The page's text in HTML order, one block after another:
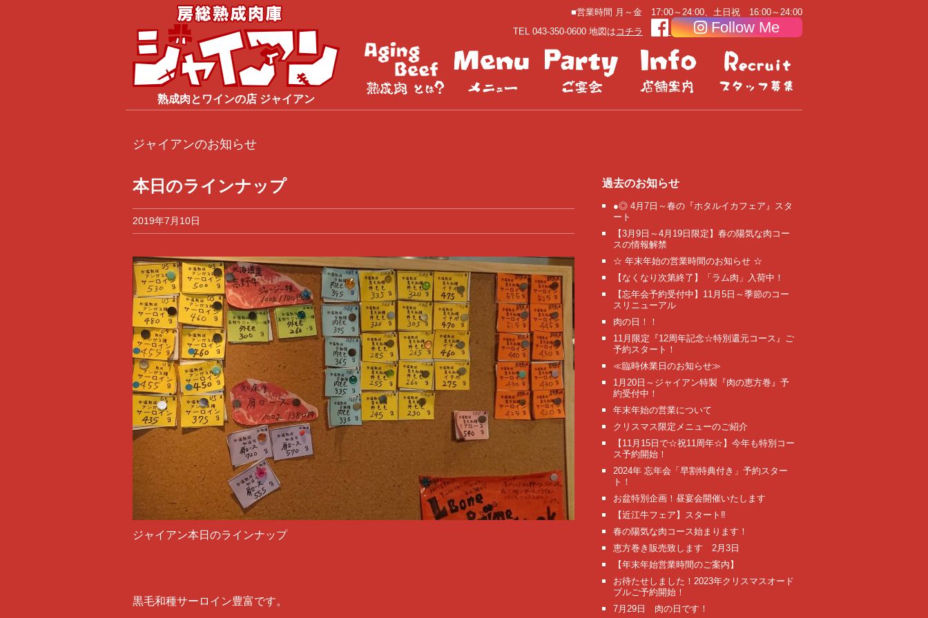
熟成肉と ワインの店 ジャイアン
■営業時間 月～金 17:00～24:00、土日祝 16:00～24:00
TEL 043-350-0600 地図は コチラ Follow Me
ジャイアンのお知らせ
本日のラインナップ
2019年7月10日
ジャイアン本日のラインナップ
黒毛和種サーロイン豊富です。
過去のお知らせ
●◎ 4月7日～春の『ホタルイカフェア』スタ
ート
【3月9日～4月19日限定】春の陽気な肉コー
スの情報解禁
☆ 年末年始の営業時間のお知らせ ☆
【なくなり次第終了】「ラム肉」入荷中！
【忘年会予約受付中】11月5日～季節のコー
スリニューアル
肉の日！！
11月限定『12周年記念☆特別還元コース』ご
予約スタート！
≪臨時休業日のお知らせ≫
1月20日～ジャイアン特製『肉の恵方巻』予
約受付中！
年末年始の営業について
クリスマス限定メニューのご紹介
【11月15日で☆祝11周年☆】今年も特別コー
ス予約開始！
2024年 忘年会「早割特典付き」予約スター
ト！
お盆特別企画！昼宴会開催いたします
【近江牛フェア】スタート‼️
春の陽気な肉コース始まります！
恵方巻き販売致します 2月3日
【年末年始営業時間のご案内】
お待たせしました！2023年クリスマスオード
ブルご予約開始！
7月29日 肉の日です！